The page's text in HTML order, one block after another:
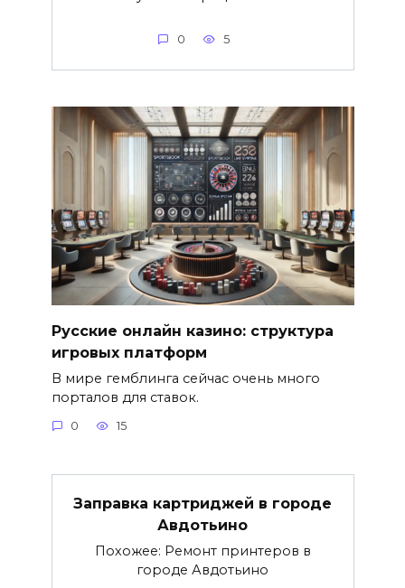
0 5
Русские онлайн казино: структура
игровых платформ
В мире гемблинга сейчас очень много
порталов для ставок.
0 15
Заправка картриджей в городе
Авдотьино
Похожее: Ремонт принтеров в
городе Авдотьино